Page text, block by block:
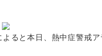
よると本日、熱中症警戒